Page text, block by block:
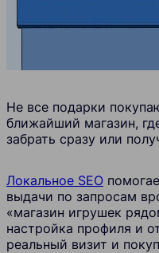
Не все подарки
ближайший магазин,
забрать сразу или
Локальное SEO
выдачи по запросам
«магазин игрушек
настройка профиля и
реальный визит и